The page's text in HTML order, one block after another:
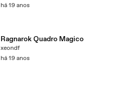
há 19 anos
Ragnarok Quadro Magico
xeondf
há 19 anos